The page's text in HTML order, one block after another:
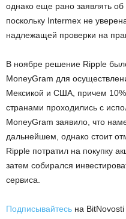
однако еще рано заявлять об
поскольку Intermex не
надлежащей проверки на
В ноябре решение Ripple
MoneyGram для
Мексикой и США, причем
странами проходились с
MoneyGram заявило, что
дальнейшем, однако стоит
Ripple потратил на покупку
затем собирался
сервиса.
Подписывайтесь на BitNovosti